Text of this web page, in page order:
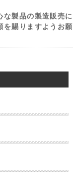
な製品の製造販売に
を賜りますようお願